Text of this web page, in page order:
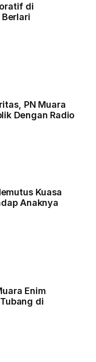
di
PN Muara
Dengan Radio
Kuasa
Anaknya
Enim
di